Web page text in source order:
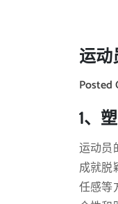
运动
Posted
1、
运动员
成就脱
任感等